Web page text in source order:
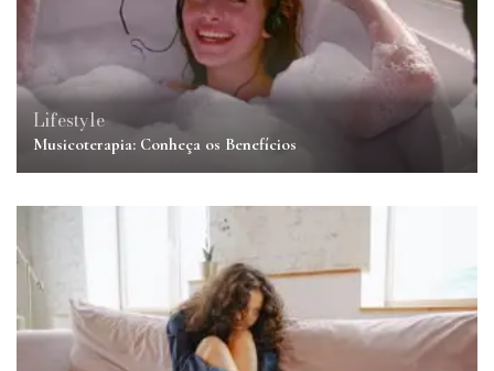
Lifestyle
Musicoterapia: Conheça os Benefícios